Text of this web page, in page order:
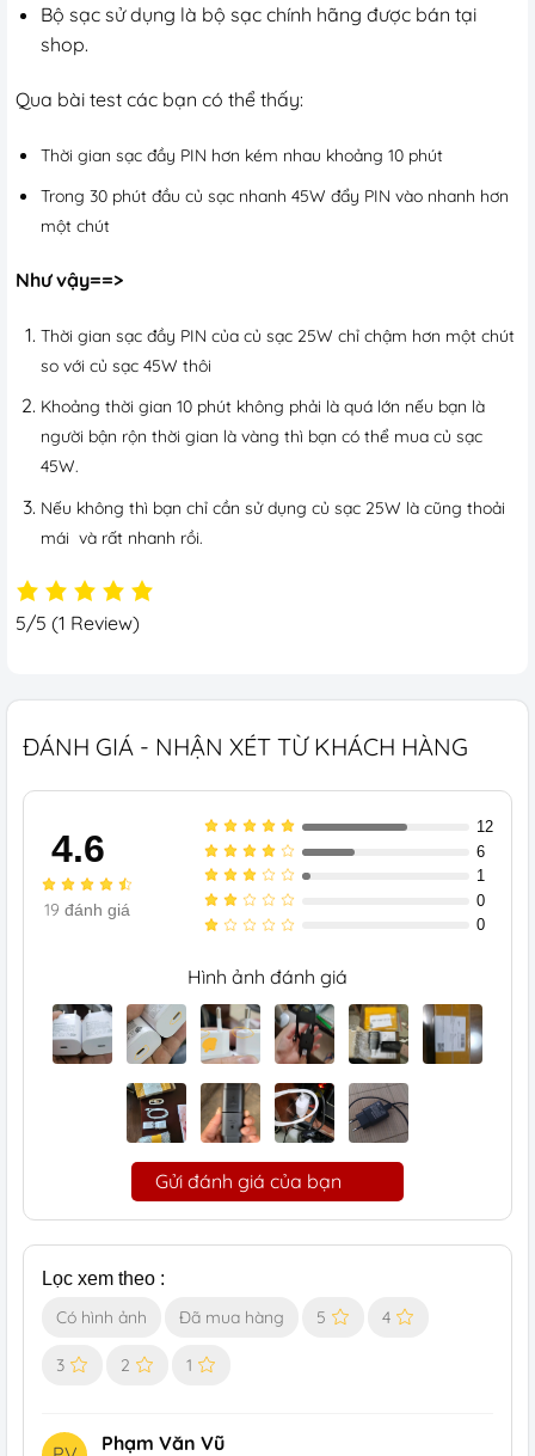
Bộ sạc sử dụng là bộ sạc chính hãng được bán tại
shop.
Qua bài test các bạn có thể thấy:
Thời gian sạc đầy PIN hơn kém nhau khoảng 10 phút
Trong 30 phút đầu củ sạc nhanh 45W đẩy PIN vào nhanh hơn
một chút
Như vậy==>
Thời gian sạc đầy PIN của củ sạc 25W chỉ chậm hơn một chút
so với củ sạc 45W thôi
Khoảng thời gian 10 phút không phải là quá lớn nếu bạn là
người bận rộn thời gian là vàng thì bạn có thể mua củ sạc
45W.
Nếu không thì bạn chỉ cần sử dụng củ sạc 25W là cũng thoải
mái và rất nhanh rồi.
5/5 (1 Review)
ĐÁNH GIÁ - NHẬN XÉT TỪ KHÁCH HÀNG
4.6
19 đánh giá
12
6
1
0
0
Hình ảnh đánh giá
Gửi đánh giá của bạn
Lọc xem theo :
Có hình ảnh Đã mua hàng 5 4
3 2 1
Phạm Văn Vũ